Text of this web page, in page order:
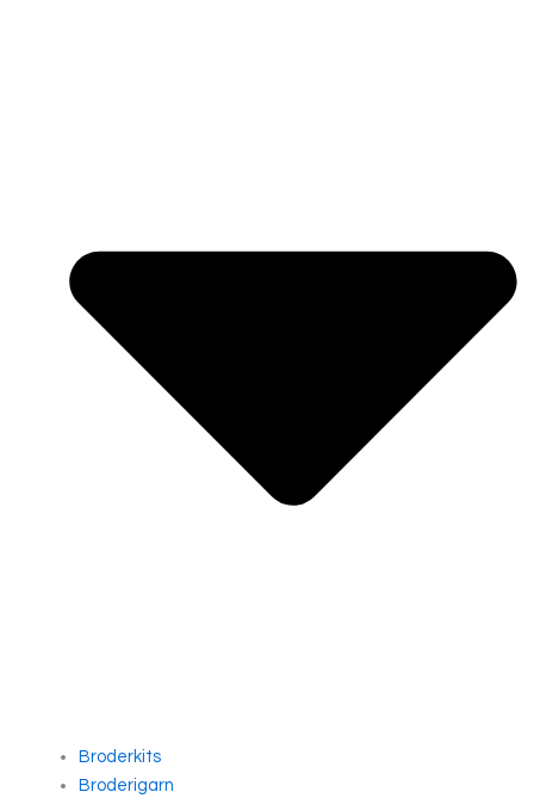
Broderkits
Broderigarn